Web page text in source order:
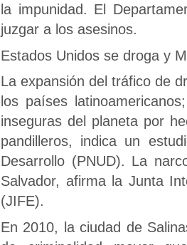
la impunidad. El
juzgar a los asesinos.
Estados Unidos se droga y
La expansión del tráfico de
los países
inseguras del planeta por
pandilleros, indica un
Desarrollo (PNUD). La
Salvador, afirma la Junta
(JIFE).
En 2010, la ciudad de